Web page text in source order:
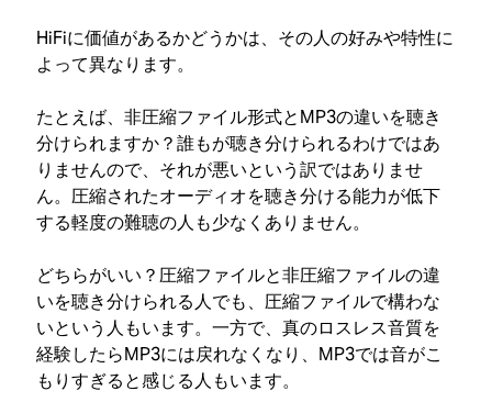
HiFiに価値があるかどうかは、その人の好みや特性に
よって異なります。
たとえば、非圧縮ファイル形式とMP3の違いを聴き
分けられますか？誰もが聴き分けられるわけではあ
りませんので、それが悪いという訳ではありませ
ん。圧縮されたオーディオを聴き分ける能力が低下
する軽度の難聴の人も少なくありません。
どちらがいい？圧縮ファイルと非圧縮ファイルの違
いを聴き分けられる人でも、圧縮ファイルで構わな
いという人もいます。一方で、真のロスレス音質を
経験したらMP3には戻れなくなり、MP3では音がこ
もりすぎると感じる人もいます。